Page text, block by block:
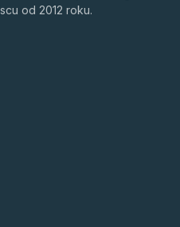
od 2012 roku.